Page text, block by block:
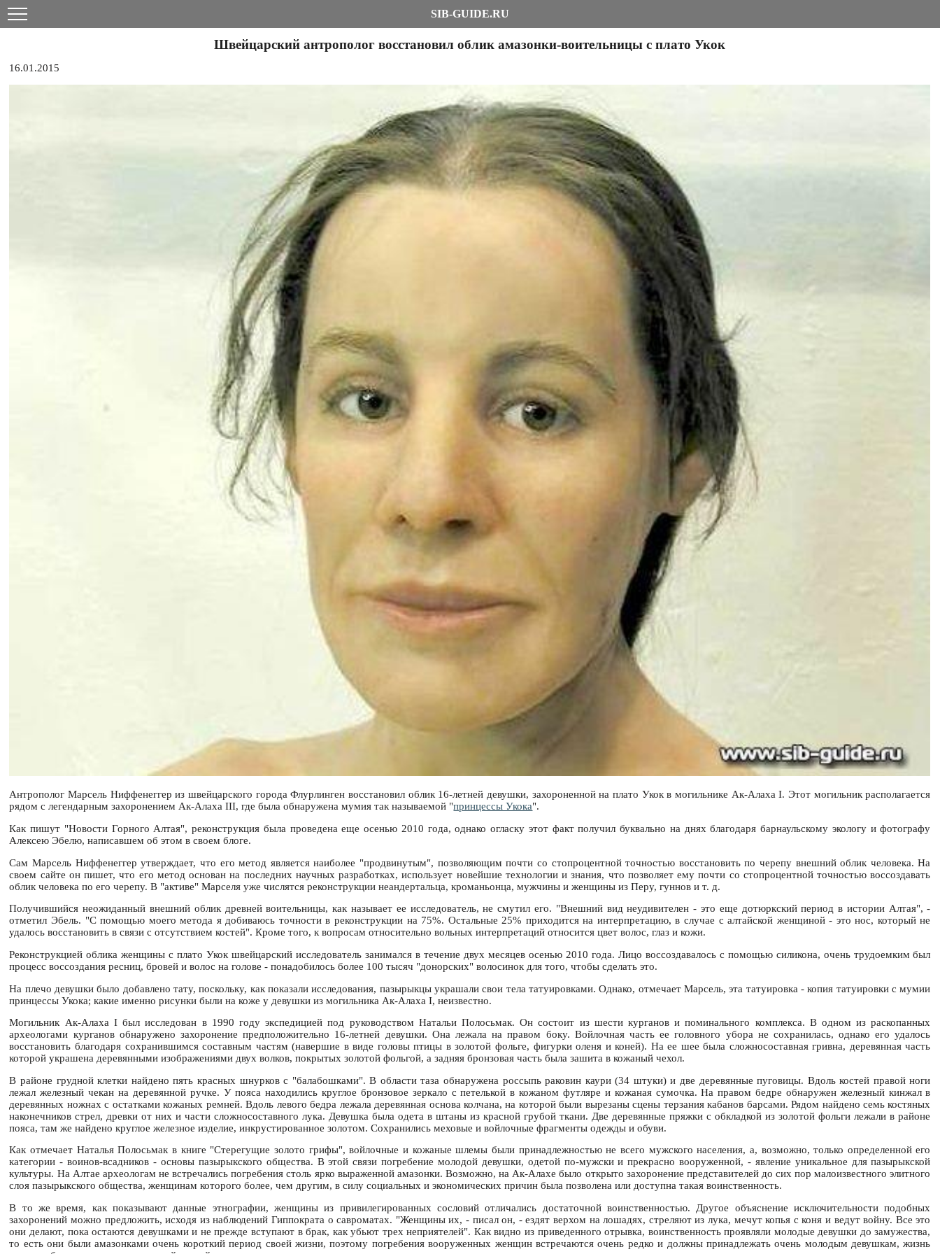
SIB-GUIDE.RU
Швейцарский антрополог восстановил облик амазонки-воительницы с плато Укок
16.01.2015
Антрополог Марсель Ниффенеггер из швейцарского города Флурлинген восстановил облик 16-летней девушки, захороненной на плато Укок в могильнике Ак-Алаха I. Этот могильник располагается
рядом с легендарным захоронением Ак-Алаха III, где была обнаружена мумия так называемой "принцессы Укока".
Как пишут "Новости Горного Алтая", реконструкция была проведена еще осенью 2010 года, однако огласку этот факт получил буквально на днях благодаря барнаульскому экологу и фотографу
Алексею Эбелю, написавшем об этом в своем блоге.
Сам Марсель Ниффенеггер утверждает, что его метод является наиболее "продвинутым", позволяющим почти со стопроцентной точностью восстановить по черепу внешний облик человека. На
своем сайте он пишет, что его метод основан на последних научных разработках, использует новейшие технологии и знания, что позволяет ему почти со стопроцентной точностью воссоздавать
облик человека по его черепу. В "активе" Марселя уже числятся реконструкции неандертальца, кроманьонца, мужчины и женщины из Перу, гуннов и т. д.
Получившийся неожиданный внешний облик древней воительницы, как называет ее исследователь, не смутил его. "Внешний вид неудивителен - это еще дотюркский период в истории Алтая", -
отметил Эбель. "С помощью моего метода я добиваюсь точности в реконструкции на 75%. Остальные 25% приходится на интерпретацию, в случае с алтайской женщиной - это нос, который не
удалось восстановить в связи с отсутствием костей". Кроме того, к вопросам относительно вольных интерпретаций относится цвет волос, глаз и кожи.
Реконструкцией облика женщины с плато Укок швейцарский исследователь занимался в течение двух месяцев осенью 2010 года. Лицо воссоздавалось с помощью силикона, очень трудоемким был
процесс воссоздания ресниц, бровей и волос на голове - понадобилось более 100 тысяч "донорских" волосинок для того, чтобы сделать это.
На плечо девушки было добавлено тату, поскольку, как показали исследования, пазырыкцы украшали свои тела татуировками. Однако, отмечает Марсель, эта татуировка - копия татуировки с мумии
принцессы Укока; какие именно рисунки были на коже у девушки из могильника Ак-Алаха I, неизвестно.
Могильник Ак-Алаха I был исследован в 1990 году экспедицией под руководством Натальи Полосьмак. Он состоит из шести курганов и поминального комплекса. В одном из раскопанных
археологами курганов обнаружено захоронение предположительно 16-летней девушки. Она лежала на правом боку. Войлочная часть ее головного убора не сохранилась, однако его удалось
восстановить благодаря сохранившимся составным частям (навершие в виде головы птицы в золотой фольге, фигурки оленя и коней). На ее шее была сложносоставная гривна, деревянная часть
которой украшена деревянными изображениями двух волков, покрытых золотой фольгой, а задняя бронзовая часть была зашита в кожаный чехол.
В районе грудной клетки найдено пять красных шнурков с "балабошками". В области таза обнаружена россыпь раковин каури (34 штуки) и две деревянные пуговицы. Вдоль костей правой ноги
лежал железный чекан на деревянной ручке. У пояса находились круглое бронзовое зеркало с петелькой в кожаном футляре и кожаная сумочка. На правом бедре обнаружен железный кинжал в
деревянных ножнах с остатками кожаных ремней. Вдоль левого бедра лежала деревянная основа колчана, на которой были вырезаны сцены терзания кабанов барсами. Рядом найдено семь костяных
наконечников стрел, древки от них и части сложносоставного лука. Девушка была одета в штаны из красной грубой ткани. Две деревянные пряжки с обкладкой из золотой фольги лежали в районе
пояса, там же найдено круглое железное изделие, инкрустированное золотом. Сохранились меховые и войлочные фрагменты одежды и обуви.
Как отмечает Наталья Полосьмак в книге "Стерегущие золото грифы", войлочные и кожаные шлемы были принадлежностью не всего мужского населения, а, возможно, только определенной его
категории - воинов-всадников - основы пазырыкского общества. В этой связи погребение молодой девушки, одетой по-мужски и прекрасно вооруженной, - явление уникальное для пазырыкской
культуры. На Алтае археологам не встречались погребения столь ярко выраженной амазонки. Возможно, на Ак-Алахе было открыто захоронение представителей до сих пор малоизвестного элитного
слоя пазырыкского общества, женщинам которого более, чем другим, в силу социальных и экономических причин была позволена или доступна такая воинственность.
В то же время, как показывают данные этнографии, женщины из привилегированных сословий отличались достаточной воинственностью. Другое объяснение исключительности подобных
захоронений можно предложить, исходя из наблюдений Гиппократа о савроматах. "Женщины их, - писал он, - ездят верхом на лошадях, стреляют из лука, мечут копья с коня и ведут войну. Все это
они делают, пока остаются девушками и не прежде вступают в брак, как убьют трех неприятелей". Как видно из приведенного отрывка, воинственность проявляли молодые девушки до замужества,
то есть они были амазонками очень короткий период своей жизни, поэтому погребения вооруженных женщин встречаются очень редко и должны принадлежать очень молодым девушкам, жизнь